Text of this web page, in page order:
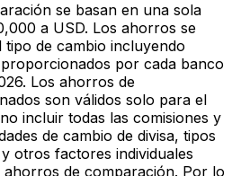
se basan en una sola
a USD. Los ahorros se
de cambio incluyendo
por cada banco
Los ahorros de
son válidos solo para el
incluir todas las comisiones y
de cambio de divisa, tipos
otros factores individuales
de comparación. Por lo